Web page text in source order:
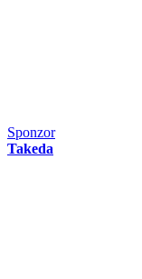
Sponzor
Takeda